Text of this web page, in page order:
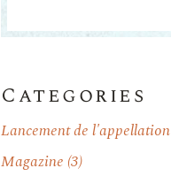
Categories
Lancement de l'appellation
Magazine (3)